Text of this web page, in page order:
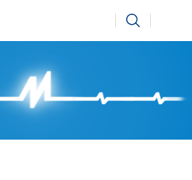
Suchen